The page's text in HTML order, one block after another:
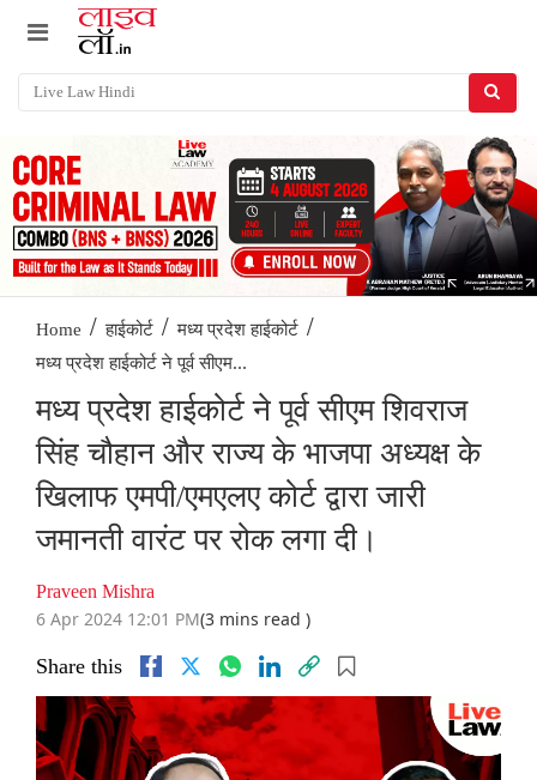
Home / हाईकोर्ट / मध्य प्रदेश हाईकोर्ट /
मध्य प्रदेश हाईकोर्ट ने पूर्व सीएम...
मध्य प्रदेश हाईकोर्ट ने पूर्व सीएम शिवराज
सिंह चौहान और राज्य के भाजपा अध्यक्ष के
खिलाफ एमपी/एमएलए कोर्ट द्वारा जारी
जमानती वारंट पर रोक लगा दी।
Praveen Mishra
6 Apr 2024 12:01 PM(3 mins read )
Share this